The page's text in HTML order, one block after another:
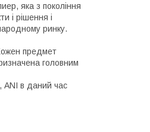
яка з покоління
і рішення і
ринку.
предмет
головним
ANI в даний час